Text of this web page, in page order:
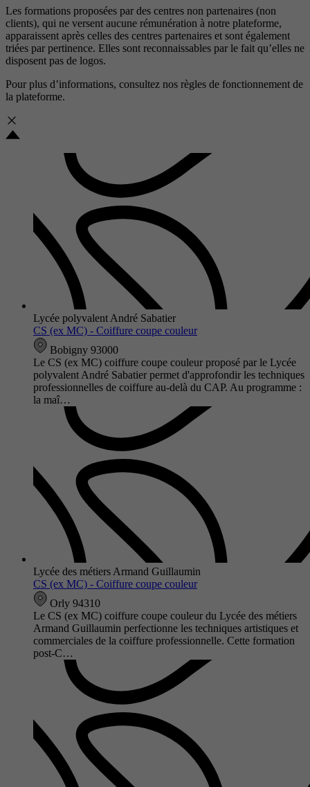
Les formations proposées par des centres non partenaires (non
clients), qui ne versent aucune rémunération à notre plateforme,
apparaissent après celles des centres partenaires et sont également
triées par pertinence. Elles sont reconnaissables par le fait qu’elles ne
disposent pas de logos.
Pour plus d’informations, consultez nos règles de fonctionnement de
la plateforme.
Lycée polyvalent André Sabatier
CS (ex MC) - Coiffure coupe couleur
Bobigny 93000
Le CS (ex MC) coiffure coupe couleur proposé par le Lycée
polyvalent André Sabatier permet d'approfondir les techniques
professionnelles de coiffure au-delà du CAP. Au programme :
la maî…
Lycée des métiers Armand Guillaumin
CS (ex MC) - Coiffure coupe couleur
Orly 94310
Le CS (ex MC) coiffure coupe couleur du Lycée des métiers
Armand Guillaumin perfectionne les techniques artistiques et
commerciales de la coiffure professionnelle. Cette formation
post-C…